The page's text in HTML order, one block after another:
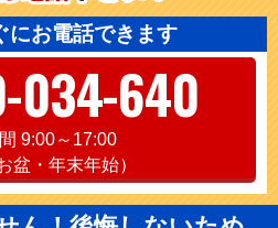
にお電話できます
034-640
9:00～17:00
盆・年末年始）